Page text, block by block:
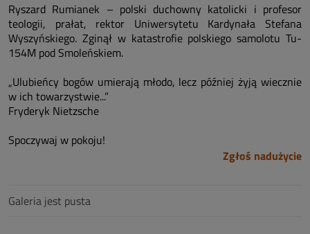
Ryszard Rumianek – polski duchowny katolicki i profesor
teologii, prałat, rektor Uniwersytetu Kardynała Stefana
Wyszyńskiego. Zginął w katastrofie polskiego samolotu Tu-
154M pod Smoleńskiem.
„Ulubieńcy bogów umierają młodo, lecz później żyją wiecznie
w ich towarzystwie...”
Fryderyk Nietzsche
Spoczywaj w pokoju!
Zgłoś nadużycie
Galeria jest pusta